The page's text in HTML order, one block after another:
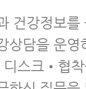
건강정보를
상담을 운영
디스크•협